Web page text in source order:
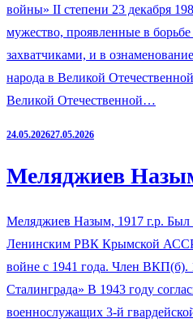
войны» II степени 23 декабря
мужество, проявленные в
захватчиками, и в
народа в Великой
Великой Отечественной…
24.05.202627.05.2026
Меляджиев
Меляджиев Назым, 1917 г.р.
Ленинским РВК Крымской
войне с 1941 года. Член ВКП(б).
Сталинграда» В 1943 году
военнослужащих 3-й